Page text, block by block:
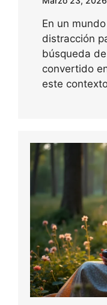
En un
distracción
búsqueda
convertido
este